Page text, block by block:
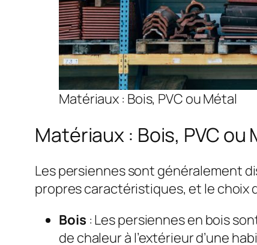
Matériaux : Bois, PVC ou Métal
Matériaux : Bois, PVC ou
Les persiennes sont généralement
propres caractéristiques, et le
Bois : Les persiennes en bois
de chaleur à l’extérieur d’une